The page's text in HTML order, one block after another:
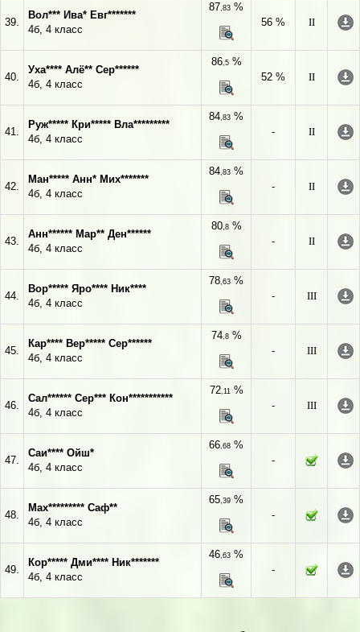
39.
Вол*** Ива* Евг*******
4б, 4 класс
87,83 %
56 %
II
40.
Уха**** Алё** Сер******
4б, 4 класс
86,5%
52 %
II
41.
Руж***** Кри***** Вла*********
4б, 4 класс
84,83 %
-
II
42.
Ман***** Анн* Мих*******
4б, 4 класс
84,83 %
-
II
43.
Анн****** Мар** Ден******
4б, 4 класс
80,8%
-
II
44.
Вор***** Яро**** Ник****
4б, 4 класс
78,63 %
-
III
45.
Кар**** Вер***** Сер******
4б, 4 класс
74,8%
-
III
46.
Сал****** Сер*** Кон***********
4б, 4 класс
72,11%
-
III
47.
Саи**** Ойш*
4б, 4 класс
66,68 %
-
48.
Мах********* Саф**
4б, 4 класс
65,39 %
-
49.
Кор***** Дми**** Ник*******
4б, 4 класс
46,63 %
-